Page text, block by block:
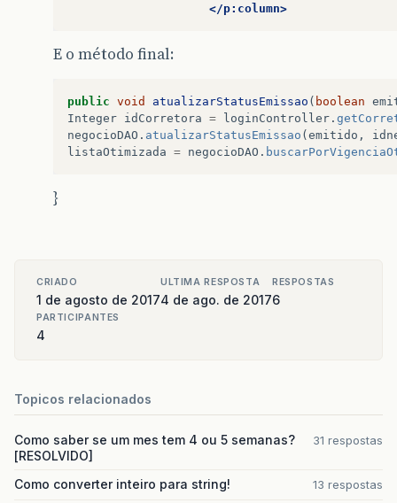
</p:column>
E o método final:
public void atualizarStatusEmissao ( boolean
Integer idCorretora = loginController .
negocioDAO . atualizarStatusEmissao ( emitido ,
listaOtimizada = negocioDAO .
}
CRIADO
1 de agosto de 2017
ULTIMA RESPOSTA
4 de ago. de 2017
RESPOSTAS
6
PARTICIPANTES
4
Topicos relacionados
Como saber se um mes tem 4 ou 5 semanas?
[RESOLVIDO]
31 respostas
Como converter inteiro para string! 13 respostas